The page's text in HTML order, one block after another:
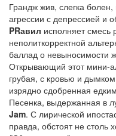
Грандж жив, слегка
агрессии с депрессией и
PRавил исполняет смесь
неполиткорректной
баллад о невыносимости
Открывающий этот мини-
грубая, с кровью и
изрядно сдобренная
Песенка, выдержанная в
Jam. С лирической
правда, обстоят не столь